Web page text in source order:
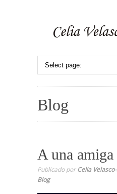
Blog
A una amiga
Publicado porCelia
Blog